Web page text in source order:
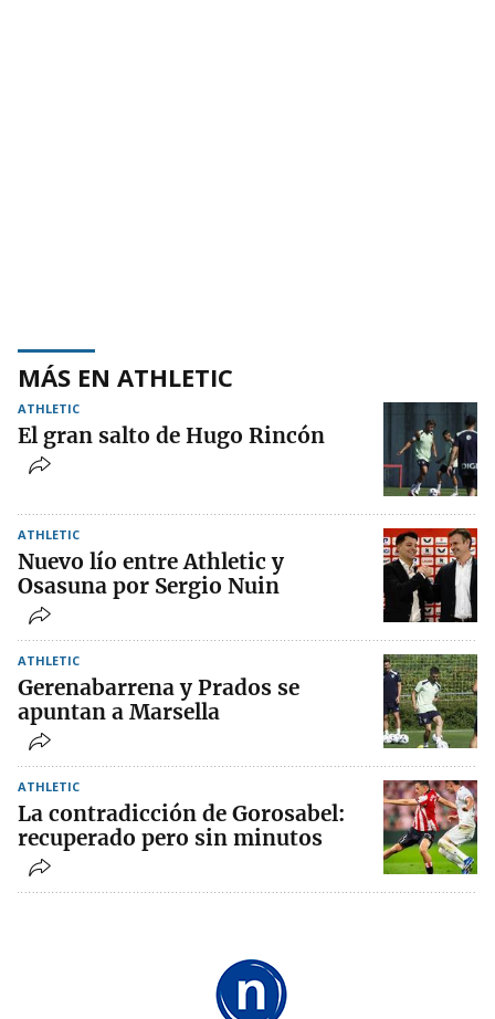
MÁS EN ATHLETIC
ATHLETIC
El gran salto de Hugo Rincón
ATHLETIC
Nuevo lío entre Athletic y
Osasuna por Sergio Nuin
ATHLETIC
Gerenabarrena y Prados se
apuntan a Marsella
ATHLETIC
La contradicción de Gorosabel:
recuperado pero sin minutos